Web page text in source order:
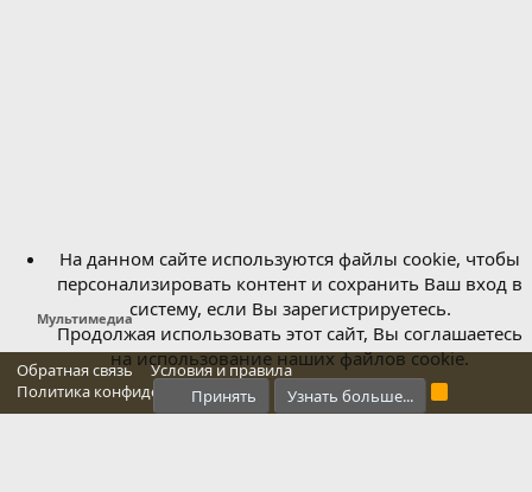
Мультимедиа
Обратная связь
Условия и правила
Политика конфиденциальности
Справка Главная
R
На данном сайте используются файлы cookie, чтобы
персонализировать контент и сохранить Ваш вход в
систему, если Вы зарегистрируетесь.
Продолжая использовать этот сайт, Вы соглашаетесь
на использование наших файлов cookie.
Принять Узнать больше...